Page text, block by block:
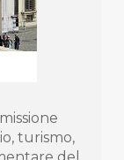
turismo,